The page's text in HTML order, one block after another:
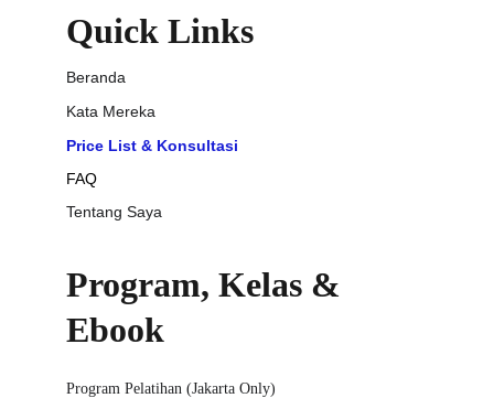
Quick Links
Program, Kelas &
Ebook
Beranda
Kata Mereka
Price List & Konsultasi
Tentang Saya
Program Pelatihan (Jakarta Only)
FAQ